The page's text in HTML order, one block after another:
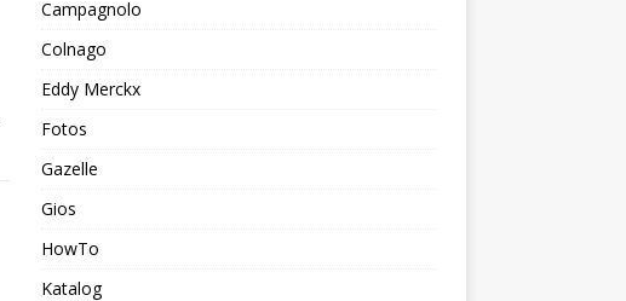
Campagnolo
Colnago
Eddy Merckx
Fotos
Gazelle
Gios
HowTo
Katalog